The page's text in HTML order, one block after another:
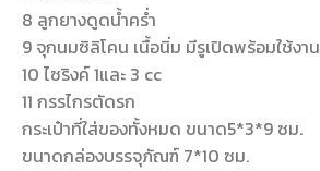
8 ลูกยางดูดน้ำคร่ำ
9 จุกนมซิลิโคน เนื้อนิ่ม มีรูเปิดพร้อมใช้งาน
10 ไซริงค์ 1และ 3 cc
11 กรรไกรตัดรก
กระเป๋าที่ใส่ของทั้งหมด ขนาด5*3*9 ซม.
ขนาดกล่องบรรจุภัณฑ์ 7*10 ซม.